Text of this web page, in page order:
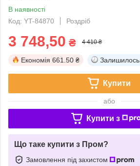
В наявності
Код: YT-84870
Роздріб
3 748,50 ₴ 4 410 ₴
Економія 661.50 ₴ Залишилось
Купити
або
Купити з
Що таке купити з Пром?
Замовлення під захистом